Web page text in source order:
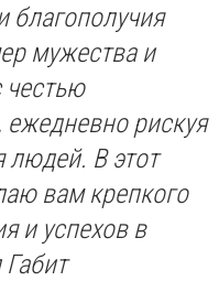
благополучия
мужества и
честью
ежедневно рискуя
людей. В этот
вам крепкого
и успехов в